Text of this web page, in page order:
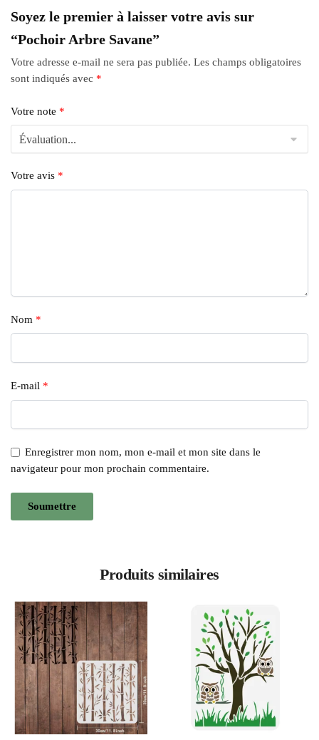
Soyez le premier à laisser votre avis sur
“Pochoir Arbre Savane”
Votre adresse e-mail ne sera pas publiée. Les champs obligatoires
sont indiqués avec *
Votre note *
Votre avis *
Nom *
E-mail *
Enregistrer mon nom, mon e-mail et mon site dans le
navigateur pour mon prochain commentaire.
Produits similaires